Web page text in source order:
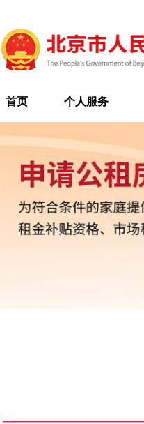
首页 个人服务